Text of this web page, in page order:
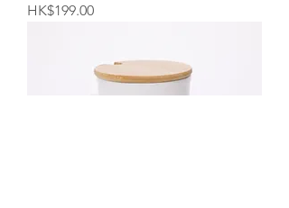
価格
HK$199.00